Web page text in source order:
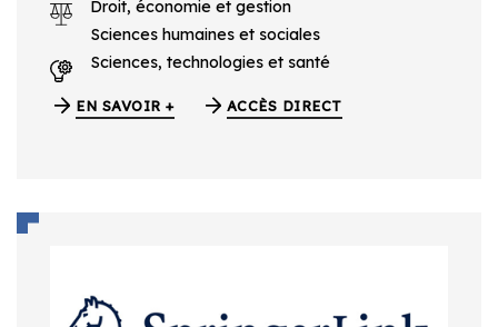
Droit, économie et gestion
Sciences humaines et sociales
Sciences, technologies et santé
EN SAVOIR + ACCÈS DIRECT